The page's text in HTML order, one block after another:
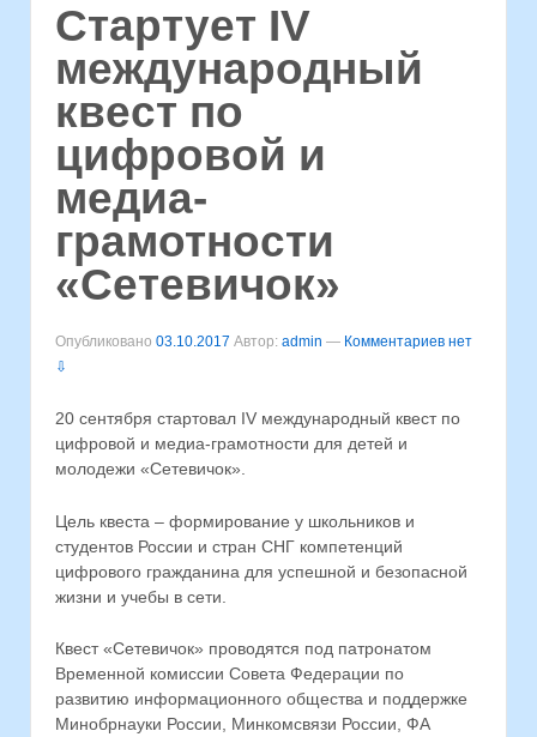
Стартует IV
международный
квест по
цифровой и
медиа-
грамотности
«Сетевичок»
Опубликовано 03.10.2017 Автор: admin — Комментариев нет
⇩
20 сентября стартовал IV международный квест по
цифровой и медиа-грамотности для детей и
молодежи «Сетевичок».
Цель квеста – формирование у школьников и
студентов России и стран СНГ компетенций
цифрового гражданина для успешной и безопасной
жизни и учебы в сети.
Квест «Сетевичок» проводятся под патронатом
Временной комиссии Совета Федерации по
развитию информационного общества и поддержке
Минобрнауки России, Минкомсвязи России, ФА